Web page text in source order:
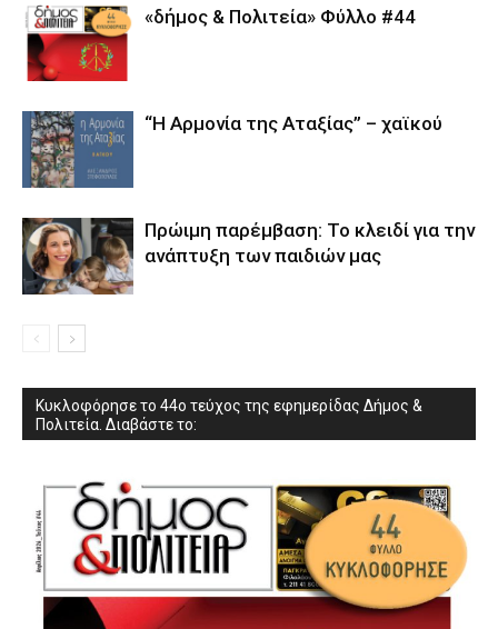
«δήμος & Πολιτεία» Φύλλο #44
“Η Αρμονία της Αταξίας” – χαϊκού
Πρώιμη παρέμβαση: Το κλειδί για την
ανάπτυξη των παιδιών µας
Κυκλοφόρησε το 44ο τεύχος της εφημερίδας Δήμος &
Πολιτεία. Διαβάστε το: